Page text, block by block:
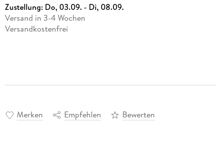
Zustellung: Do, 03.09. - Di, 08.09.
Versand in 3-4 Wochen
Versandkostenfrei
Merken Empfehlen Bewerten